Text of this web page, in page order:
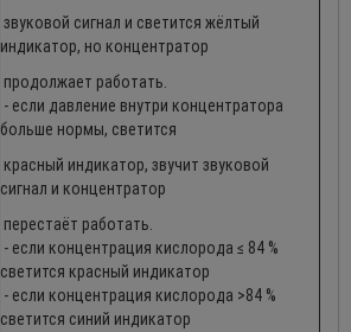
звуковой сигнал и светится жёлтый
индикатор, но концентратор
продолжает работать.
- если давление внутри концентратора
больше нормы, светится
красный индикатор, звучит звуковой
сигнал и концентратор
перестаёт работать.
- если концентрация кислорода ≤ 84 %
светится красный индикатор
- если концентрация кислорода >84 %
светится синий индикатор